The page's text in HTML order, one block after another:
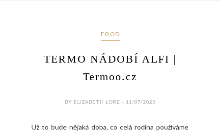
FOOD
TERMO NÁDOBÍ ALFI |
Termoo.cz
BY ELIZABETH LORE - 11/07/2023
Už to bude nějaká doba, co celá rodina používáme